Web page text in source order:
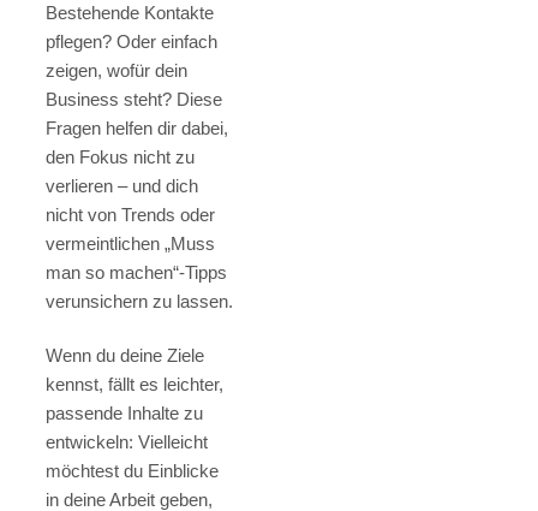
Bestehende Kontakte
pflegen? Oder einfach
zeigen, wofür dein
Business steht? Diese
Fragen helfen dir dabei,
den Fokus nicht zu
verlieren – und dich
nicht von Trends oder
vermeintlichen „Muss
man so machen“-Tipps
verunsichern zu lassen.
Wenn du deine Ziele
kennst, fällt es leichter,
passende Inhalte zu
entwickeln: Vielleicht
möchtest du Einblicke
in deine Arbeit geben,